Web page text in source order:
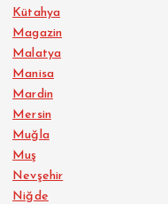
Kütahya
Magazin
Malatya
Manisa
Mardin
Mersin
Muğla
Muş
Nevşehir
Niğde